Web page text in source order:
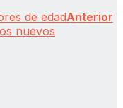
de edadAnterior
nuevos